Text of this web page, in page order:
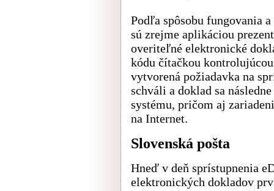
Podľa spôsobu fungovania
sú zrejme aplikáciou
overiteľné elektronické
kódu čítačkou
vytvorená požiadavka na
schváli a doklad sa
systému, pričom aj
na Internet.
Slovenská pošta
Hneď v deň sprístupnenia
elektronických dokladov